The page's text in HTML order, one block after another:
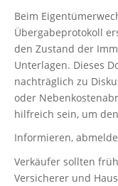
Beim
Übergabeprotokoll
den Zustand der
Unterlagen. Dieses
nachträglich zu
oder
hilfreich sein, um
Informieren,
Verkäufer sollten
Versicherer und